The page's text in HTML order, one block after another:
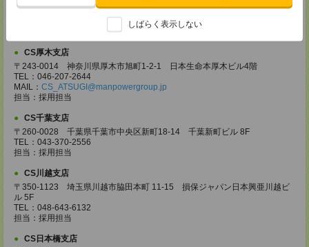
しばらく表示しない
TEL：0120-923-962
CS_UTSUNOMIYA@manpowergroup.jp
CS厚木支店
〒243-0014 神奈川県厚木市旭町1-2-1 日本生命本厚木ビル4階
TEL：046-207-2644
MAIL： CS_ATSUGI@manpowergroup.jp
担当：採用担当
CS千葉支店
〒260-0028 千葉県千葉市中央区新町18-14 千葉新町ビル 8F
TEL：043-370-2556
担当：採用担当
CS川越支店
〒350-1123 埼玉県川越市脇田本町 11-15 損保ジャパン日本興亜川越ビ
ル 5F
TEL：048-643-6132
担当：採用担当
CS日本橋支店